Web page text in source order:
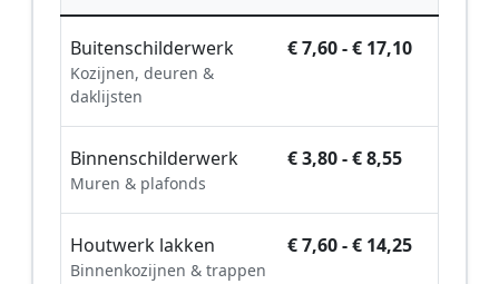
Buitenschilderwerk
Kozijnen, deuren &
daklijsten
€ 7,60 - € 17,10
Binnenschilderwerk
Muren & plafonds
€ 3,80 - € 8,55
Houtwerk lakken
Binnenkozijnen & trappen
€ 7,60 - € 14,25